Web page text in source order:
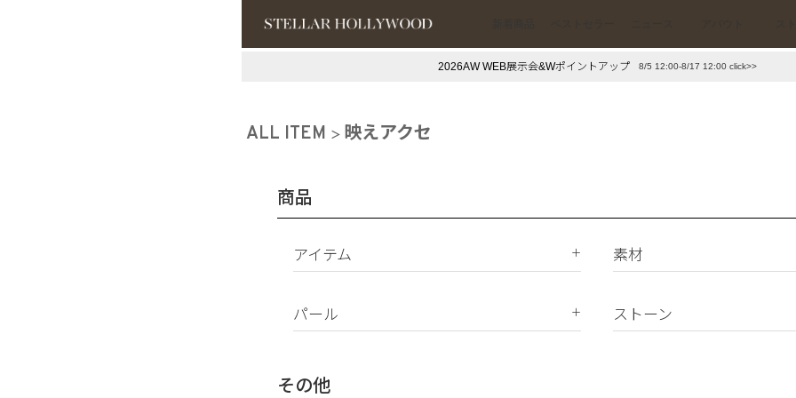
#スタッフイチ押し（通勤パールアクセ）
2026AW WEB展示会&Wポイントアップ 8/5 12:00-8/17 12:00 click>>
ALL ITEM 映えアクセ
商品
アイテム
イヤリング
ネックレス
素材
K10
パール
南洋真珠
ストーン
その他